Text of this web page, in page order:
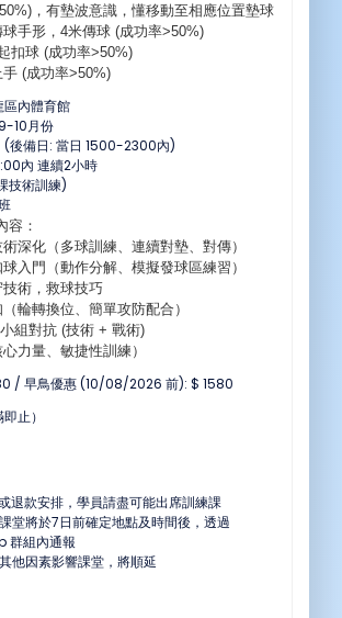
，有墊波意識，懂移動至相應位置墊球
球手形，4米傳球 (成功率>50%)
扣球 (成功率>50%)
(成功率>50%)
區內體育館
10月份
(後備日: 當日 1500-2300內)
內 連續2小時
技術訓練)
容：
深化（多球訓練、連續對墊、對傳）
入門（動作分解、模擬發球區練習）
術，救球技巧
輪轉換位、簡單攻防配合）
小組對抗 (技術 + 戰術)
力量、敏捷性訓練）
/ 早鳥優惠 (10/08/2026 前): $ 1580
止）
退款安排，學員請盡可能出席訓練課
堂將於7日前確定地點及時間後，透過
群組內通報
他因素影響課堂，將順延